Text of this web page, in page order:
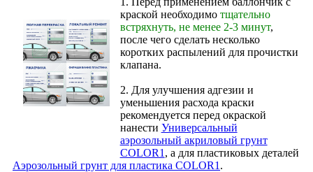
краской необходимо тщательно
встряхнуть, не менее 2-3 минут,
после чего сделать несколько
коротких распылений для прочистки
клапана.
2. Для улучшения адгезии и
уменьшения расхода краски
рекомендуется перед окраской
нанести Универсальный
аэрозольный акриловый грунт
COLOR1 , а для пластиковых деталей
Аэрозольный грунт для пластика COLOR1 .